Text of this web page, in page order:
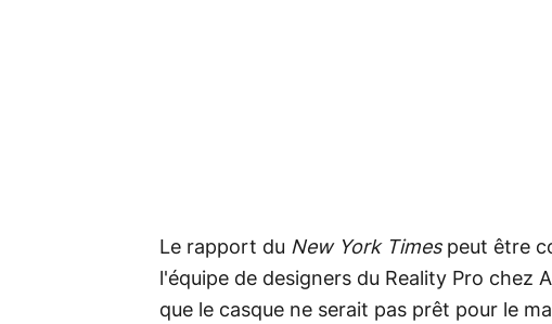
Le rapport du New York Timespeut être
l'équipe de designers du Reality Pro chez
que le casque ne serait pas prêt pour le